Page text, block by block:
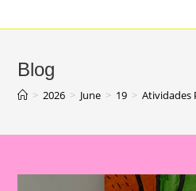
Blog
> 2026 > June > 19 > Atividades